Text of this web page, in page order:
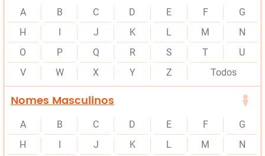
A B C D E F
G
H
J K L M
N
O
P Q R S T
U
V
W X Y Z Todos
Nomes Masculinos
A B C D E F
G
H
J K L M
N